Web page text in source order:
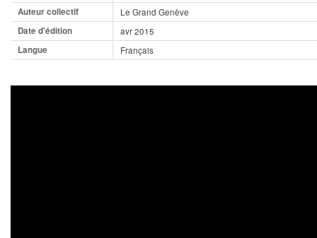
Auteur collectif
Le Grand Genève
Date d'édition
avr 2015
Langue
Français